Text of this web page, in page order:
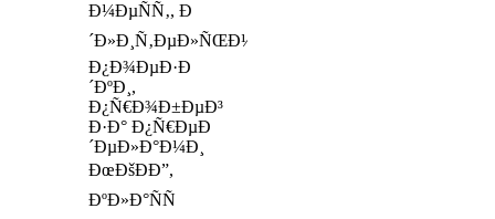
Ð¼ÐµÑÑ‚, Ð
´Ð»Ð¸Ñ‚ÐµÐ»ÑŒÐ½Ð¾ÑÑ‚ÑŒ
Ð¿Ð¾ÐµÐ·Ð
´ÐºÐ¸,
Ð¿Ñ€Ð¾Ð±ÐµÐ³
Ð·Ð° Ð¿Ñ€ÐµÐ
´ÐµÐ»Ð°Ð¼Ð¸
ÐœÐšÐÐ”,
ÐºÐ»Ð°ÑÑ